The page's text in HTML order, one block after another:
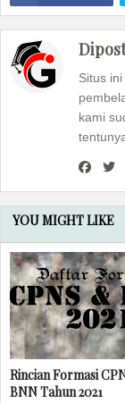
Situs
kami
YOU MIGHT LIKE
Rincian Formasi
BNN Tahun 2021